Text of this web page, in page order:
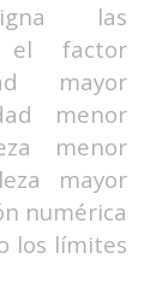
las
el factor
mayor
menor
menor
mayor
numérica
los límites